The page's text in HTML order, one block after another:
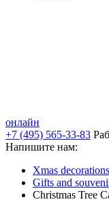
онлайн
+7 (495) 565-33-83
Напишите нам:
Xmas
Gifts and
Christmas Tree